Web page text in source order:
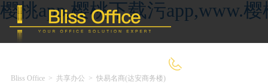
樱桃app,樱桃下载污app,www.
Bliss Office > 共享办公 > 快易名商(达安商务楼)